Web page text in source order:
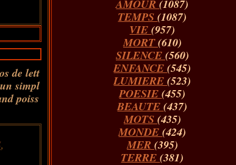
de lett
simpl
poiss
,
AMOUR(1087)
TEMPS(1087)
VIE(957)
MORT(610)
SILENCE (560)
ENFANCE(545)
LUMIERE(523)
POESIE(455)
BEAUTE(437)
MOTS (435)
MONDE(424)
MER (395)
TERRE(381)